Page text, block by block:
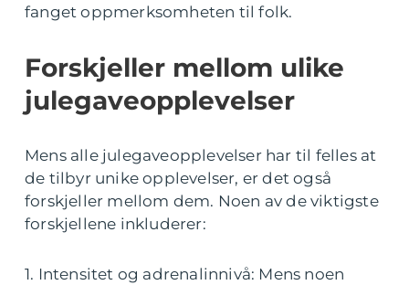
fanget oppmerksomheten til folk.
Forskjeller mellom ulike
julegaveopplevelser
Mens alle julegaveopplevelser har til felles at
de tilbyr unike opplevelser, er det også
forskjeller mellom dem. Noen av de viktigste
forskjellene inkluderer:
1. Intensitet og adrenalinnivå: Mens noen